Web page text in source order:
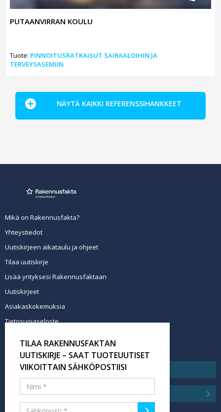
PUTAANVIRRAN KOULU
Tuote: PINNOITUSRATKAISUT SAIRAALOIHIN JA
TERVEYSASEMIIN
NÄYTÄ KAIKKI REFERENSSIHANKKEET
Mikä on Rakennusfakta?
Yhteystiedot
Uutiskirjeen aikataulu ja ohjeet
Tilaa uutiskirje
Lisää yrityksesi Rakennusfaktaan
Uutiskirjeet
Asiakaskokemuksia
Tietosuojaseloste
Tilaa uutiskirje
TILAA RAKENNUSFAKTAN
UUTISKIRJE – SAAT TUOTEUUTISET
VIIKOITTAIN SÄHKÖPOSTIISI